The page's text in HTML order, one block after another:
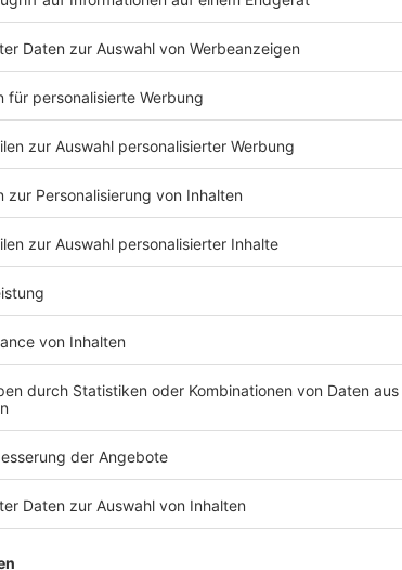
Organisatoren wären verpflichtet gewesen, die
Polizeisprecherin aus Münster. Da die Teilnehmer
keine spontane Versammlung gewesen.
Auch in Osnabrück kamen am Samstag 70 Leute
Strafanzeige, außerdem 15 Ordungswidrigkeiten,
Anzeige
13:31 Uhr - Kreis Steinfurt: Aktuelle Corona-
1300 Personen im Kreis Steinfurt bisher
Menschen sind wieder gesund
Die Zahl der bestätigten Infektionen mit dem
von Mittwoch, 13. Mai, 7.30 Uhr, bei 1300 (Vortag:
Infektionen pro 100.000 Einwohnerinnen und
wieder gesund.
Todesfälle nachweislich Infizierter gibt es im Kreis
Aktuell befinden sich 142 (146) Infizierte in der